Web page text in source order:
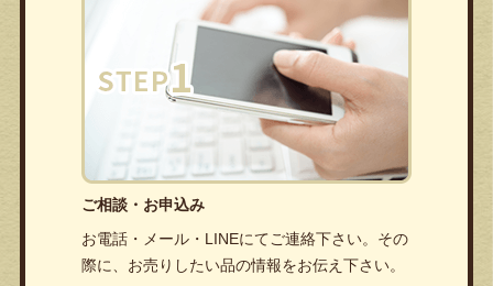
ご相談・お申込み
お電話・メール・LINEにてご連絡下さい。その
際に、お売りしたい品の情報をお伝え下さい。